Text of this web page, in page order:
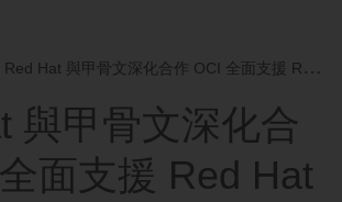
Red Hat 與甲骨文深化合作 OCI 全面支援 Red Hat Enterprise Linux 擴展部署選擇...
與甲骨文深化合
面支援 Red Hat